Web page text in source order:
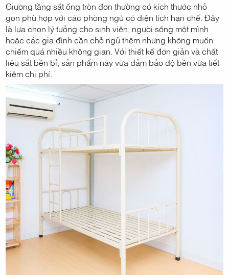
Giường tầng sắt ống tròn đơn thường có kích thước nhỏ
gọn phù hợp với các phòng ngủ có diện tích hạn chế. Đây
là lựa chọn lý tưởng cho sinh viên, người sống một mình
hoặc các gia đình cần chỗ ngủ thêm nhưng không muốn
chiếm quá nhiều không gian. Với thiết kế đơn giản và chất
liệu sắt bền bỉ, sản phẩm này vừa đảm bảo độ bền vừa tiết
kiệm chi phí.